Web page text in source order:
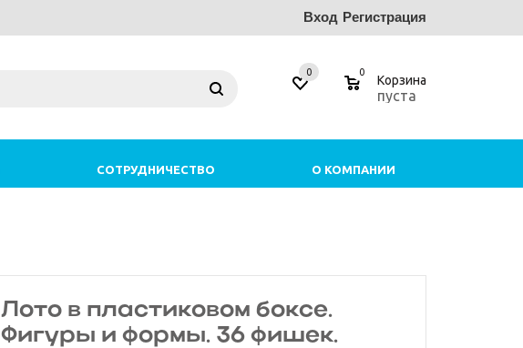
Вход Регистрация
0 0
Корзина
пуста
СОТРУДНИЧЕСТВО О КОМПАНИИ
Лото в пластиковом боксе.
Фигуры и формы. 36 фишек.